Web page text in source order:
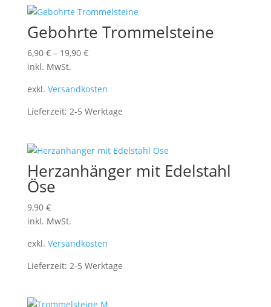
Gebohrte Trommelsteine
6,90 €– 19,90 €
inkl. MwSt.
exkl. Versandkosten
Lieferzeit: 2-5 Werktage
Herzanhänger mit Edelstahl
Öse
9,90 €
inkl. MwSt.
exkl. Versandkosten
Lieferzeit: 2-5 Werktage